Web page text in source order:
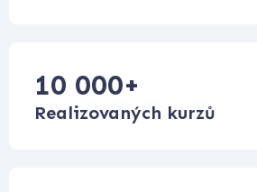
10 000+
Realizovaných kurzů